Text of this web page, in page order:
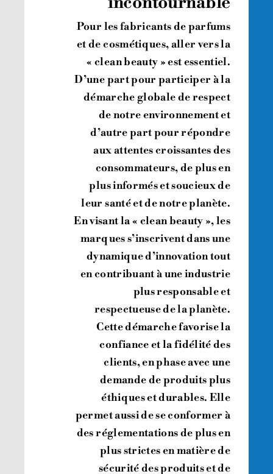
Pour les fabricants de parfums
et de cosmétiques, aller vers la
« clean beauty » est essentiel.
D’une part pour participer à la
démarche globale de respect
de notre environnement et
d’autre part pour répondre
aux attentes croissantes des
consommateurs, de plus en
plus informés et soucieux de
leur santé et de notre planète.
En visant la « clean beauty », les
marques s’inscrivent dans une
dynamique d’innovation tout
en contribuant à une industrie
plus responsable et
respectueuse de la planète.
Cette démarche favorise la
confiance et la fidélité des
clients, en phase avec une
demande de produits plus
éthiques et durables. Elle
permet aussi de se conformer à
des réglementations de plus en
plus strictes en matière de
sécurité des produits et de